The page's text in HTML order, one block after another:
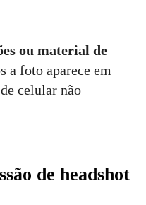
ou material de
a foto aparece em
celular não
de headshot